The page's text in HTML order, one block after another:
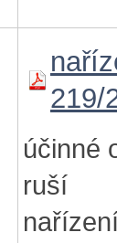
219/
účinné
ruší